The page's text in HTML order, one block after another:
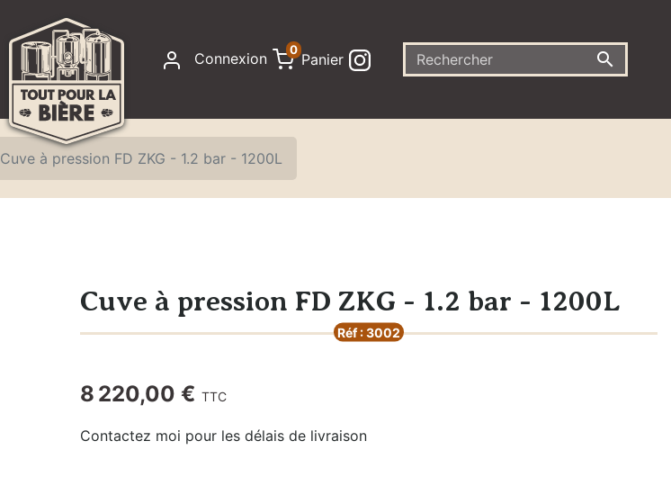

Connexion 0
Panier
Cuve à pression FD ZKG - 1.2 bar - 1200L
Cuve à pression FD ZKG - 1.2 bar - 1200L
Réf : 3002
8 220,00 € TTC
Contactez moi pour les délais de livraison